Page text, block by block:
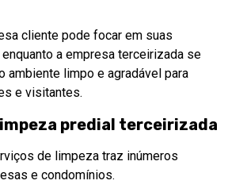
cliente pode focar em suas
a empresa terceirizada se
ambiente limpo e agradável para
e visitantes.
predial terceirizada
de limpeza traz inúmeros
e condomínios.